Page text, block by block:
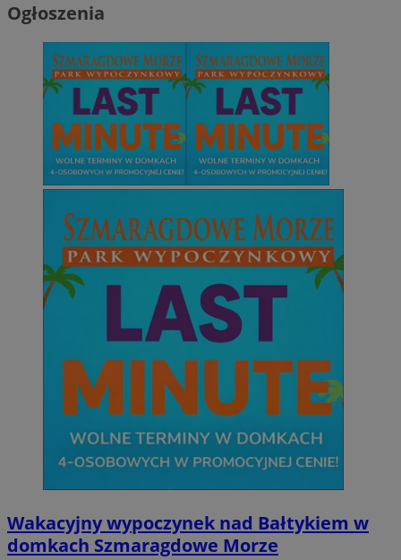
Ogłoszenia
Wakacyjny wypoczynek nad Bałtykiem w
domkach Szmaragdowe Morze